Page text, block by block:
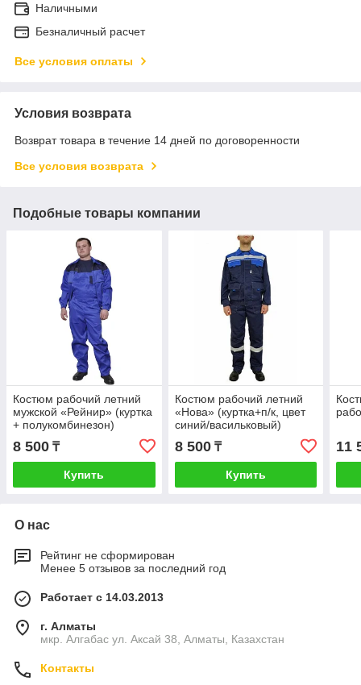
Наличными
Безналичный расчет
Все условия оплаты
Условия возврата
Возврат товара в течение 14 дней по договоренности
Все условия возврата
Подобные товары компании
Костюм рабочий летний
мужской «Рейнир» (куртка
+ полукомбинезон)
8 500 ₸
Купить
Костюм рабочий летний
«Нова» (куртка+п/к, цвет
синий/васильковый)
8 500₸
Купить
11
О нас
Рейтинг не сформирован
Менее 5 отзывов за последний год
Работает с 14.03.2013
г. Алматы
мкр. Алгабас ул. Аксай 38, Алматы, Казахстан
Контакты